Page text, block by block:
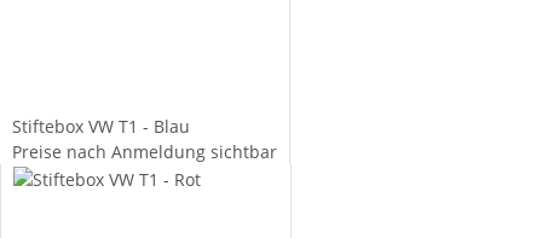
Stiftebox VW T1 - Blau
Preise nach Anmeldung sichtbar